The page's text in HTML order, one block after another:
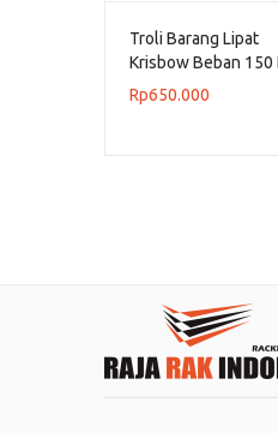
Troli Barang Lipat
Krisbow Beban 150
Rp650.000